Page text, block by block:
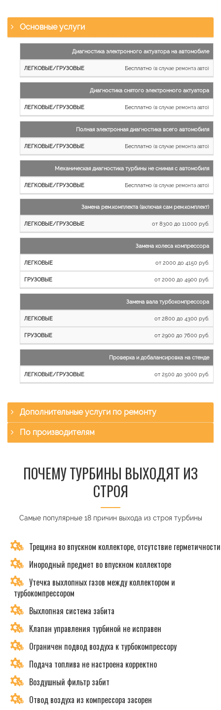
Основные услуги
работы
Легковые
и
Грузовые
автомобили
Диагностика электронного актуатора на автомобиле
Бесплатно (в случае ремонта авто)
Диагностика снятого электронного актуатора
Бесплатно (в случае ремонта авто)
Полная электронная диагностика всего автомобиля
Бесплатно (в случае ремонта авто)
Механическая диагностика турбины не снимая с автомобиля
Бесплатно (в случае ремонта авто)
Замена рем.комплекта (включая сам рем.комплект)
от 8300 до 11000 руб.
Замена колеса компрессора
от 2000 до 4150 руб.
от 2000 до 4900 руб.
Замена вала турбокомпрессора
от 2800 до 4300 руб.
от 2900 до 7600 руб.
Проверка и добалансировка на стенде
от 2500 до 3000 руб.
Дополнительные услуги по ремонту
По производителям
ПОЧЕМУ ТУРБИНЫ ВЫХОДЯТ ИЗ
СТРОЯ
Самые популярные 18 причин выхода из строя турбины
Трещина во впускном коллекторе, отсутствие герметичности
Инородный предмет во впускном коллекторе
Утечка выхлопных газов между коллектором и
турбокомпрессором
Выхлопная система забита
Клапан управления турбиной не исправен
Ограничен подвод воздуха к турбокомпрессору
Подача топлива не настроена корректно
Воздушный фильтр забит
Отвод воздуха из компрессора засорен